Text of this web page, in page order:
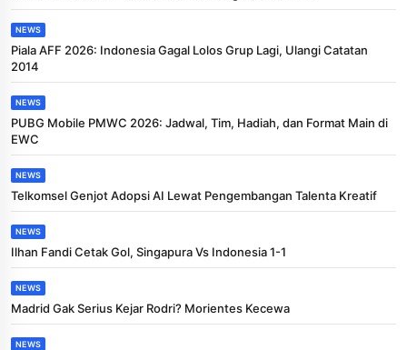
NEWS
Piala AFF 2026: Indonesia Gagal Lolos Grup Lagi, Ulangi Catatan
2014
NEWS
PUBG Mobile PMWC 2026: Jadwal, Tim, Hadiah, dan Format Main di
EWC
NEWS
Telkomsel Genjot Adopsi AI Lewat Pengembangan Talenta Kreatif
NEWS
Ilhan Fandi Cetak Gol, Singapura Vs Indonesia 1-1
NEWS
Madrid Gak Serius Kejar Rodri? Morientes Kecewa
NEWS